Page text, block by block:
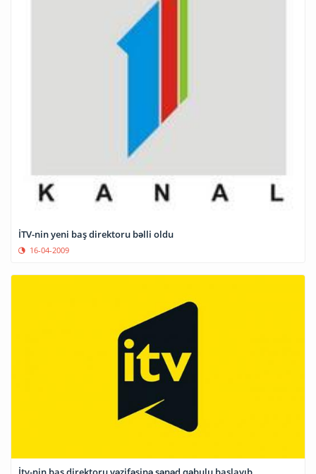
İTV-nin yeni baş direktoru bəlli oldu
16-04-2009